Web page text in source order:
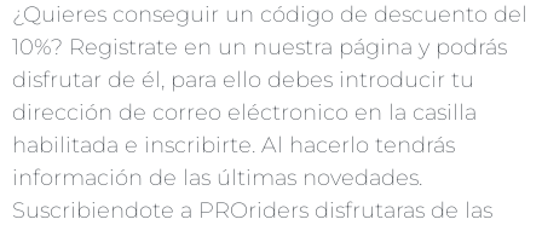
¿Quieres conseguir un código de descuento del
10%? Registrate en un nuestra página y podrás
disfrutar de él, para ello debes introducir tu
dirección de correo eléctronico en la casilla
habilitada e inscribirte. Al hacerlo tendrás
información de las últimas novedades.
Suscribiendote a PROriders disfrutaras de las